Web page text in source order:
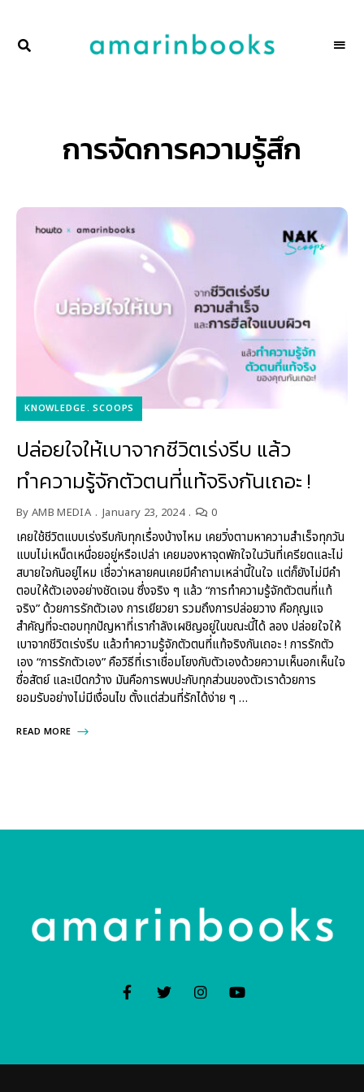
amarinbooks
การจัดการความรู้สึก
KNOWLEDGE SCOOPS
ปล่อยใจให้เบาจากชีวิตเร่งรีบ แล้ว
ทำความรู้จักตัวตนที่แท้จริงกันเถอะ !
By AMB MEDIA January 23, 2024 0
เคยใช้ชีวิตแบบเร่งรีบกับทุกเรื่องบ้างไหม เคยวิ่งตามหาความสำเร็จทุกวัน
แบบไม่เหน็ดเหนื่อยอยู่หรือเปล่า เคยมองหาจุดพักใจในวันที่เครียดและไม่
สบายใจกันอยู่ไหม เชื่อว่าหลายคนเคยมีคำถามเหล่านี้ในใจ แต่ก็ยังไม่มีคำ
ตอบให้ตัวเองอย่างชัดเจน ซึ่งจริง ๆ แล้ว “การทำความรู้จักตัวตนที่แท้
จริง” ด้วยการรักตัวเอง การเยียวยา รวมถึงการปล่อยวาง คือกุญแจ
สำคัญที่จะตอบทุกปัญหาที่เรากำลังเผชิญอยู่ในขณะนี้ได้ ลอง ปล่อยใจให้
เบาจากชีวิตเร่งรีบ แล้วทำความรู้จักตัวตนที่แท้จริงกันเถอะ ! การรักตัว
เอง “การรักตัวเอง” คือวิธีที่เราเชื่อมโยงกับตัวเองด้วยความเห็นอกเห็นใจ
ซื่อสัตย์ และเปิดกว้าง มันคือการพบปะกับทุกส่วนของตัวเราด้วยการ
ยอมรับอย่างไม่มีเงื่อนไข ตั้งแต่ส่วนที่รักได้ง่าย ๆ …
READ MORE